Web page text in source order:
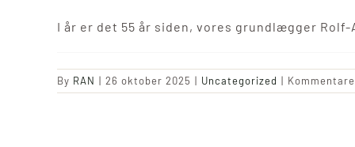
I år er det 55 år siden, vores grundlægger Rolf-
By RAN | 26 oktober 2025 | Uncategorized |